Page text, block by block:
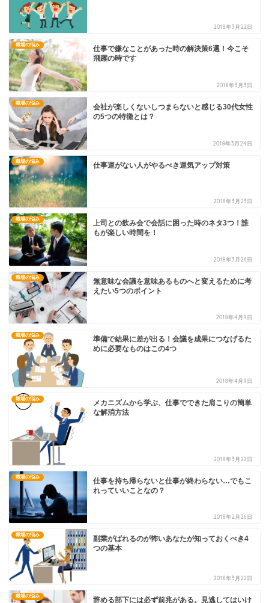
2018年3月22日
職場の悩み
仕事で嫌なことがあった時の解決策6選！今こそ
飛躍の時です
2018年3月3日
職場の悩み
会社が楽しくないしつまらないと感じる30代女性
の5つの特徴とは？
2018年3月24日
職場の悩み 仕事運がない人がやるべき運気アップ対策
2018年3月23日
職場の悩み
上司との飲み会で会話に困った時のネタ3つ！誰
もが楽しい時間を！
2018年3月26日
職場の悩み
無意味な会議を意味あるものへと変えるために考
えたい5つのポイント
2018年4月9日
職場の悩み
準備で結果に差が出る！会議を成果につなげるた
めに必要なものはこの4つ
2018年4月9日
職場の悩み
メカニズムから学ぶ、仕事でできた肩こりの簡単
な解消方法
2018年3月22日
職場の悩み
仕事を持ち帰らないと仕事が終わらない…でもこ
れっていいことなの？
2018年2月26日
職場の悩み
副業がばれるのが怖いあなたが知っておくべき4
つの基本
2018年3月22日
職場の悩み 辞める部下には必ず前兆がある。見逃してはいけ